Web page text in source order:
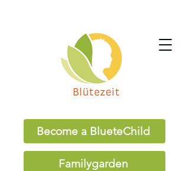
Become a BlueteChild
Familygarden